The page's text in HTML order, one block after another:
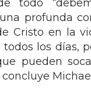
todo
profunda
Cristo en la
todos los días,
pueden
concluye